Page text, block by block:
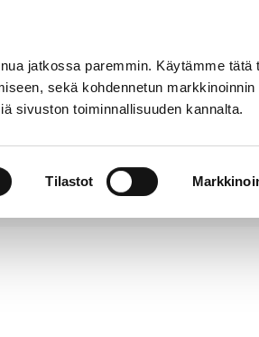
jatkossa paremmin. Käytämme tätä
sekä kohdennetun markkinoinnin
sivuston toiminnallisuuden kannalta.
Tilastot